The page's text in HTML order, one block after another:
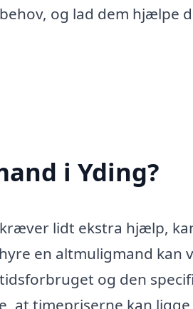
og lad dem hjælpe
i Yding?
lidt ekstra hjælp,
en altmuligmand
og den
at timepriserne kan ligge